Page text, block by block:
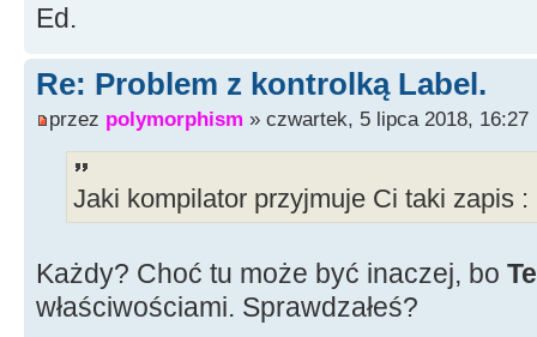
Ed.
Re: Problem z kontrolką Label.
przez polymorphism » czwartek, 5 lipca 2018, 16:27
Jaki kompilator przyjmuje Ci taki zapis :
Każdy? Choć tu może być inaczej, bo
właściwościami. Sprawdzałeś?